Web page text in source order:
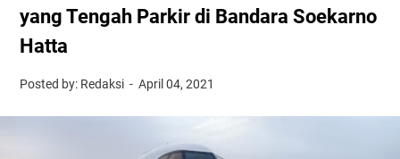
yang Tengah Parkir di Bandara Soekarno
Hatta
Posted by: Redaksi April 04, 2021